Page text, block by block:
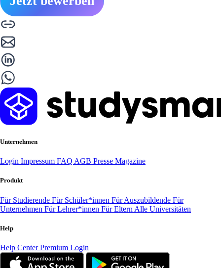
Unternehmen
Login Impressum FAQ AGB Presse Magazine
Produkt
Für Studierende Für Schüler*innen Für Auszubildende Für
Unternehmen Für Lehrer*innen Für Eltern Alle Universitäten
Help
Help CenterPremium Login